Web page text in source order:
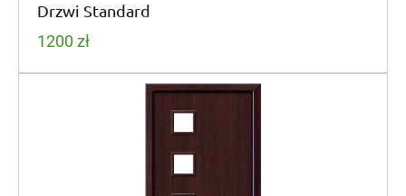
Drzwi Standard
1200 zł